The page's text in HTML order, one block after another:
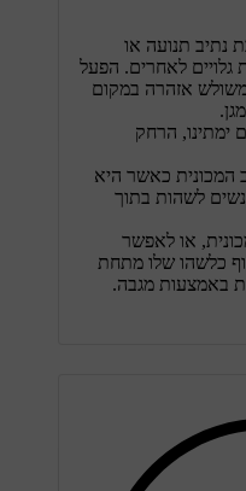
נתיב תנועה או
גלויים לאחרים. הפעל
אזהרה במקום
ימתינו, הרחק
המכונית כאשר היא
לשהות בתוך
או לאפשר
כלשהו שלו מתחת
באמצעות מגבה.